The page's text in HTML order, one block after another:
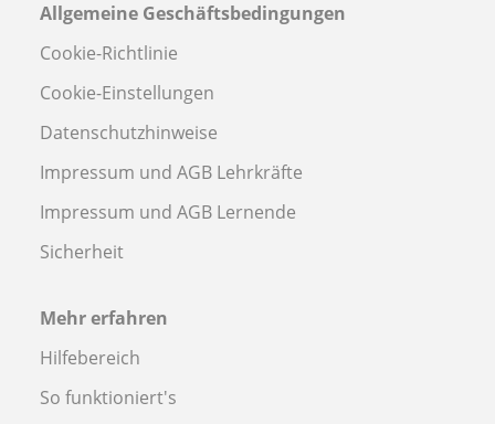
Allgemeine Geschäftsbedingungen
Cookie-Richtlinie
Cookie-Einstellungen
Datenschutzhinweise
Impressum und AGB Lehrkräfte
Impressum und AGB Lernende
Sicherheit
Mehr erfahren
Hilfebereich
So funktioniert's